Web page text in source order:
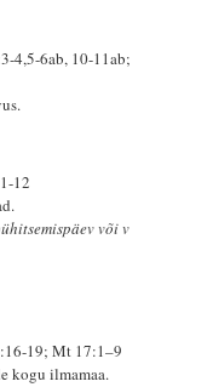
4,5-6ab, 10-11ab;
12
või v
19; Mt 17:1–9
kogu ilmamaa.